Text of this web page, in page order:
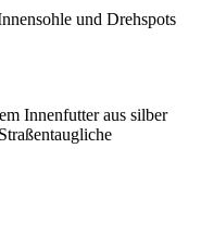
und Drehspots
Innenfutter aus silber